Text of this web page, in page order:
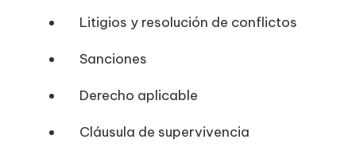
Litigios y resolución de conflictos
Sanciones
Derecho aplicable
Cláusula de supervivencia